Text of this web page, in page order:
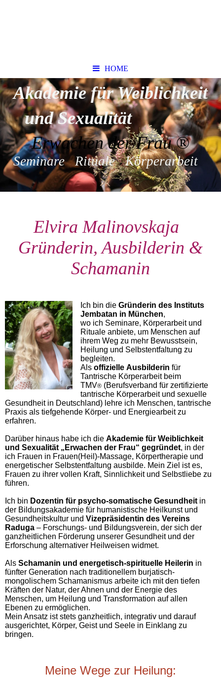
HOME
Akademie für Weiblichkeit
und Sexualität
Erwachen der Frau ®
Seminare Rituale Körperarbeit
Elvira Malinovskaja
Gründerin, Ausbilderin &
Schamanin
Ich bin dieGründerin des Instituts
Jembatan in München,
wo ich Seminare, Körperarbeit und
Rituale anbiete, um Menschen auf
ihrem Weg zu mehr Bewusstsein,
Heilung und Selbstentfaltung zu
begleiten.
Alsoffizielle Ausbilderin für
Tantrische Körperarbeit beim
TMV® (Berufsverband für zertifizierte
tantrische Körperarbeit und sexuelle
Gesundheit in Deutschland) lehre ich Menschen, tantrische
Praxis als tiefgehende Körper- und Energiearbeit zu
erfahren.
Darüber hinaus habe ich die Akademie für Weiblichkeit
und Sexualität „Erwachen der Frau“ gegründet, in der
ich Frauen in Frauen(Heil)-Massage, Körpertherapie und
energetischer Selbstentfaltung ausbilde. Mein Ziel ist es,
Frauen zu ihrer vollen Kraft, Sinnlichkeit und Selbstliebe zu
führen.
Ich bin Dozentin für psycho-somatische Gesundheit in
der Bildungsakademie für humanistische Heilkunst und
Gesundheitskultur und Vizepräsidentin des Vereins
Raduga – Forschungs- und Bildungsverein, der sich der
ganzheitlichen Förderung unserer Gesundheit und der
Erforschung alternativer Heilweisen widmet.
Als Schamanin und energetisch-spirituelle Heilerin in
fünfter Generation nach traditionellem burjatisch-
mongolischem Schamanismus arbeite ich mit den tiefen
Kräften der Natur, der Ahnen und der Energie des
Menschen, um Heilung und Transformation auf allen
Ebenen zu ermöglichen.
Mein Ansatz ist stets ganzheitlich, integrativ und darauf
ausgerichtet, Körper, Geist und Seele in Einklang zu
bringen.
Meine Wege zur Heilung: